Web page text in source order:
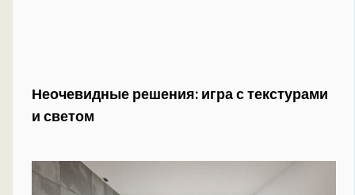
Неочевидные решения: игра с текстурами
и светом